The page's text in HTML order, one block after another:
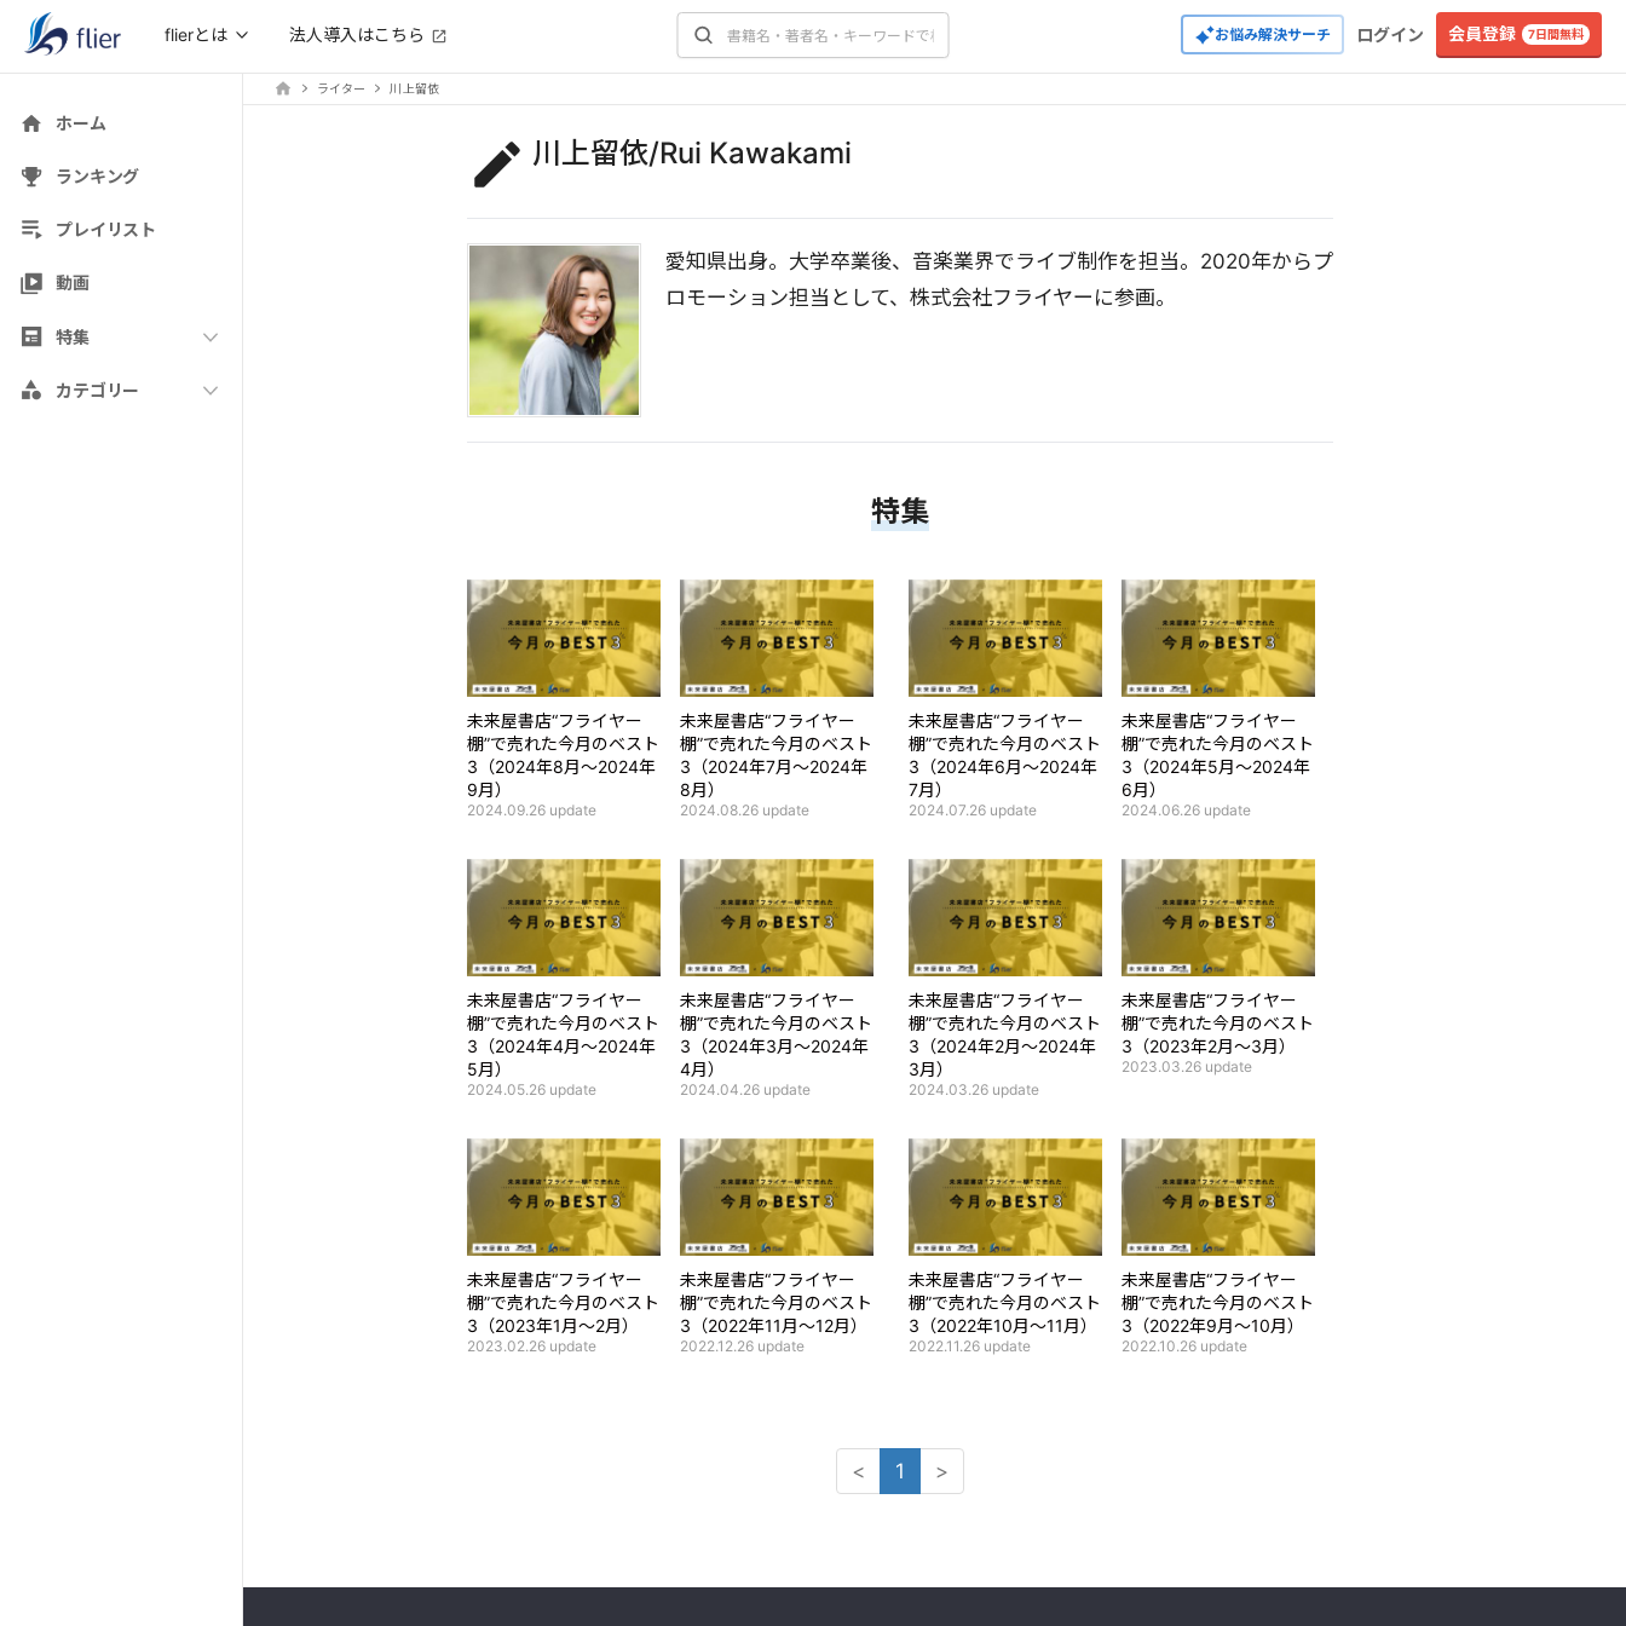
flierとは 法人導入はこちら お悩み解決サーチ ログイン 会員登録 7日間無料
ホーム
ランキング
プレイリスト
動画
特集
カテゴリー
ライター 川上留依
川上留依/Rui Kawakami
愛知県出身。大学卒業後、音楽業界でライブ制作を担当。2020年からプ
ロモーション担当として、株式会社フライヤーに参画。
特集
未来屋書店“フライヤー
棚”で売れた今月のベスト
3（2024年8月～2024年
9月）
2024.09.26 update
未来屋書店“フライヤー
棚”で売れた今月のベスト
3（2024年7月～2024年
8月）
2024.08.26 update
未来屋書店“フライヤー
棚”で売れた今月のベスト
3（2024年6月～2024年
7月）
2024.07.26 update
未来屋書店“フライヤー
棚”で売れた今月のベスト
3（2024年5月～2024年
6月）
2024.06.26 update
未来屋書店“フライヤー
棚”で売れた今月のベスト
3（2024年4月～2024年
5月）
2024.05.26 update
未来屋書店“フライヤー
棚”で売れた今月のベスト
3（2024年3月～2024年
4月）
2024.04.26 update
未来屋書店“フライヤー
棚”で売れた今月のベスト
3（2024年2月～2024年
3月）
2024.03.26 update
未来屋書店“フライヤー
棚”で売れた今月のベスト
3（2023年2月～3月）
2023.03.26 update
未来屋書店“フライヤー
棚”で売れた今月のベスト
3（2023年1月～2月）
2023.02.26 update
未来屋書店“フライヤー
棚”で売れた今月のベスト
3（2022年11月～12月）
2022.12.26 update
未来屋書店“フライヤー
棚”で売れた今月のベスト
3（2022年10月～11月）
2022.11.26 update
未来屋書店“フライヤー
棚”で売れた今月のベスト
3（2022年9月～10月）
2022.10.26 update
< 1 >